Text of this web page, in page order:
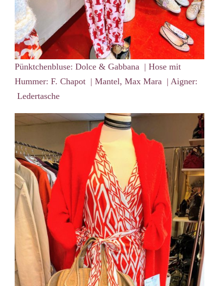
Pünktchenbluse: Dolce & Gabbana | Hose mit
Hummer: F. Chapot | Mantel, Max Mara | Aigner:
Ledertasche